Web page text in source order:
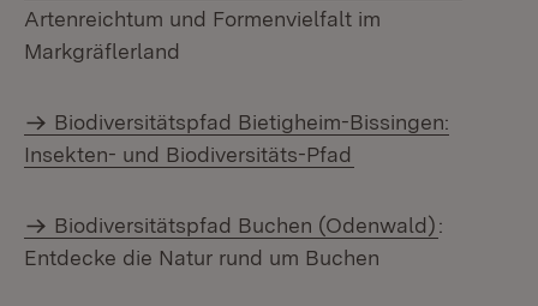
Artenreichtum und Formenvielfalt im
Markgräflerland
Biodiversitätspfad Bietigheim-Bissingen:
Insekten- und Biodiversitäts-Pfad
Biodiversitätspfad Buchen (Odenwald):
Entdecke die Natur rund um Buchen